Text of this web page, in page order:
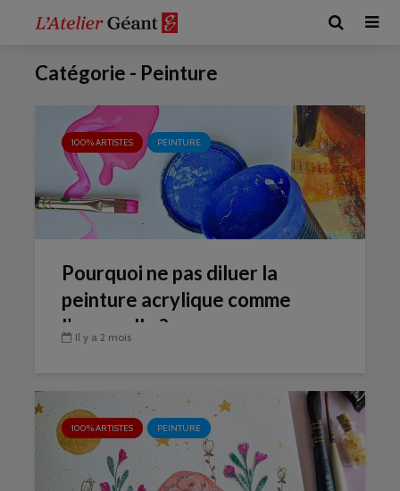
Catégorie - Peinture
100% ARTISTES PEINTURE
Pourquoi ne pas diluer la
peinture acrylique comme
l’aquarelle ?
Il y a 2 mois
100% ARTISTES PEINTURE